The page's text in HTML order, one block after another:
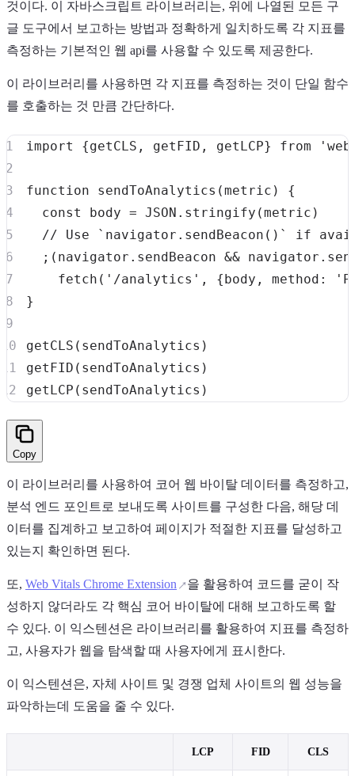
것이다. 이 자바스크립트 라이브러리는, 위에 나열된 모든 구
글 도구에서 보고하는 방법과 정확하게 일치하도록 각 지표를
측정하는 기본적인 웹 api를 사용할 수 있도록 제공한다.
이 라이브러리를 사용하면 각 지표를 측정하는 것이 단일 함수
를 호출하는 것 만큼 간단하다.
import {getCLS , getFID , getLCP} from
function sendToAnalytics (metric )
{
const
body = JSON . stringify (metric )
// Use `navigator.sendBeacon()` if
; ( navigator . sendBeacon && navigator .
fetch ( '/analytics' , {body , method :
}
getCLS ( sendToAnalytics )
getFID ( sendToAnalytics )
getLCP ( sendToAnalytics )
Copy
이 라이브러리를 사용하여 코어 웹 바이탈 데이터를 측정하고,
분석 엔드 포인트로 보내도록 사이트를 구성한 다음, 해당 데
이터를 집계하고 보고하여 페이지가 적절한 지표를 달성하고
있는지 확인하면 된다.
또, Web Vitals Chrome Extension
을 활용하여 코드를 굳이 작
성하지 않더라도 각 핵심 코어 바이탈에 대해 보고하도록 할
수 있다. 이 익스텐션은 라이브러리를 활용하여 지표를 측정하
고, 사용자가 웹을 탐색할 때 사용자에게 표시한다.
이 익스텐션은, 자체 사이트 및 경쟁 업체 사이트의 웹 성능을
파악하는데 도움을 줄 수 있다.
LCP FID CLS